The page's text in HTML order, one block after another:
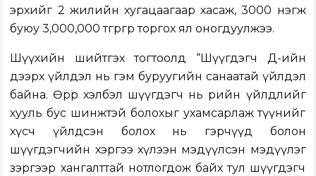
эрхийг 2 жилийн хугацаагаар хасаж, 3000 нэгж
буюу 3,000,000 төгрөгөөр торгох ял оногдуулжээ.
Шүүхийн шийтгэх тогтоолд “Шүүгдэгч Д-ийн
дээрх үйлдэл нь гэм буруугийн санаатай үйлдэл
байна. Өөрөөр хэлбэл шүүгдэгч нь өөрийн үйлдлийг
хууль бус шинжтэй болохыг ухамсарлаж түүнийг
хүсч үйлдсэн болох нь гэрчүүд болон
шүүгдэгчийн хэргээ хүлээн мэдүүлсэн мэдүүлэг
зэргээр хангалттай нотлогдож байх тул шүүгдэгч